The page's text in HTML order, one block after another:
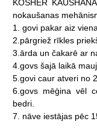
KOSHER
nokaušanas
1.
govi pakar aiz
2.pārgriež rīkles
3.ārda un čakarē ar
4.govs šajā laikā mauj
5.govi caur atveri no
6.govs mēģina vēl
bedri.
7.
nāve iestājas pēc